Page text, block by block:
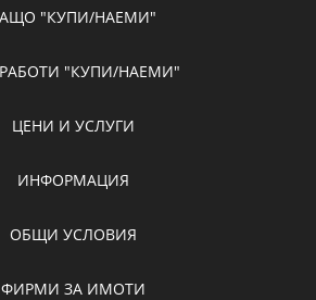
"КУПИ/НАЕМИ"
"КУПИ/НАЕМИ"
ЦЕНИ И УСЛУГИ
ИНФОРМАЦИЯ
ОБЩИ УСЛОВИЯ
ФИРМИ ЗА ИМОТИ